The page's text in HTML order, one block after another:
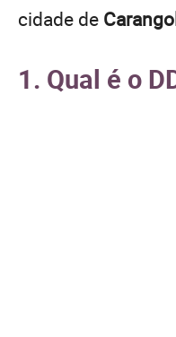
cidade de
1. Qual é o